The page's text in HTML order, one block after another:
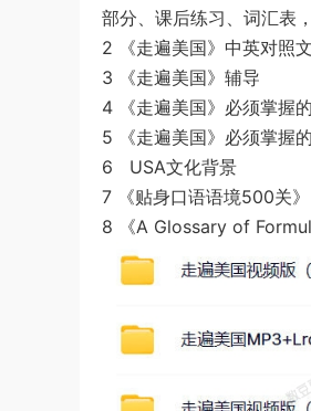
部分、课后练习、词汇表
2 《走遍美国》中英对照
3 《走遍美国》辅导
4 《走遍美国》必须掌握
5 《走遍美国》必须掌握
6 USA文化背景
7 《贴身口语语境500关》
8 《A Glossary of